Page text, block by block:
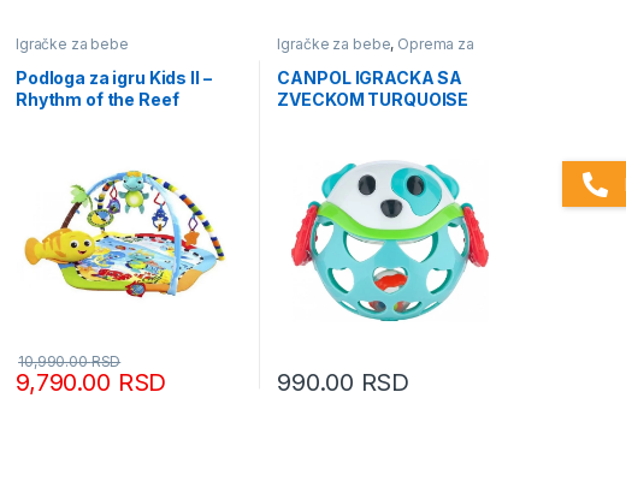
Igračke za bebe
Podloga za igru Kids II –
Rhythm of the Reef
9,790.00 RSD
10,990.00RSD
Igračke za bebe, Oprema za
bebe i decu
CANPOL IGRACKA SA
ZVECKOM TURQUOISE
990.00 RSD